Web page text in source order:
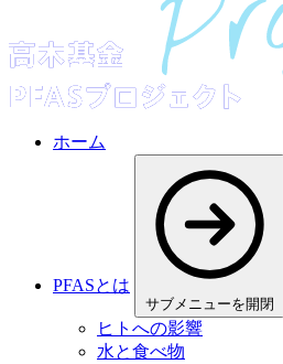
ホーム
PFASとは
サブメニューを開閉
ヒトへの影響
水と食べ物